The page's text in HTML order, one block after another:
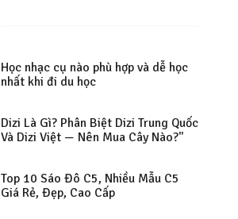
700,000₫.
Học nhạc cụ nào phù hợp và dễ học
nhất khi đi du học
Dizi Là Gì? Phân Biệt Dizi Trung Quốc
Và Dizi Việt — Nên Mua Cây Nào?"
Top 10 Sáo Đô C5, Nhiều Mẫu C5
Giá Rẻ, Đẹp, Cao Cấp